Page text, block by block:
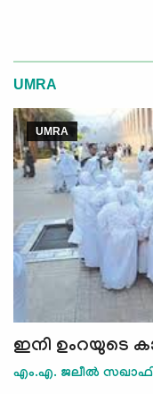
UMRA
UMRA
ഇനി ഉംറയുടെ
എം.എ. ജലീല്‍ സഖാഫി